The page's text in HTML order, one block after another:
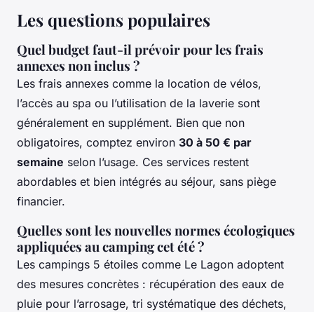
Les questions populaires
Quel budget faut-il prévoir pour les frais
annexes non inclus ?
Les frais annexes comme la location de vélos,
l’accès au spa ou l’utilisation de la laverie sont
généralement en supplément. Bien que non
obligatoires, comptez environ 30 à 50 € par
semaine selon l’usage. Ces services restent
abordables et bien intégrés au séjour, sans piège
financier.
Quelles sont les nouvelles normes écologiques
appliquées au camping cet été ?
Les campings 5 étoiles comme Le Lagon adoptent
des mesures concrètes : récupération des eaux de
pluie pour l’arrosage, tri systématique des déchets,